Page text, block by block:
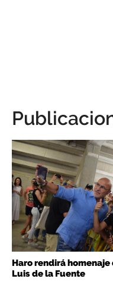
Haro rendirá
Luis de la Fuente